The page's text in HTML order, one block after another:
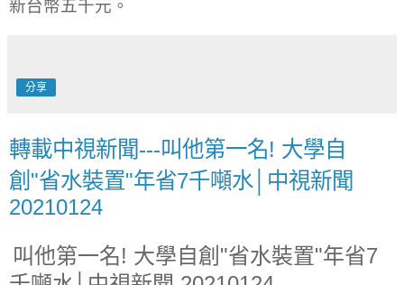
新台幣五千元。
分享
轉載中視新聞---叫他第一名! 大學自
創"省水裝置"年省7千噸水│中視新聞
20210124
叫他第一名! 大學自創"省水裝置"年省7